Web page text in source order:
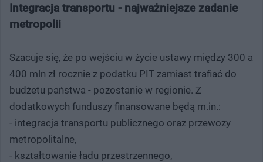
Integracja transportu - najważniejsze zadanie
metropolii
Szacuje się, że po wejściu w życie ustawy między 300 a
400 mln zł rocznie z podatku PIT zamiast trafiać do
budżetu państwa - pozostanie w regionie. Z
dodatkowych funduszy finansowane będą m.in.:
- integracja transportu publicznego oraz przewozy
metropolitalne,
- kształtowanie ładu przestrzennego,